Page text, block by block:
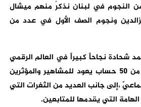
النجوم في لبنان نذكرُ منهم ميشال
ونجوم الصف الأول في عدد من
شحادة نجاحاً كبيراً في العالم الرقمي
وذلك عبر توثيقه لأكثر من ٥٠ حساب يعود للمشاهير والمؤثرين
،إلى جانب العديد من الثغرات التي
التي يقدمها للمتابعين.